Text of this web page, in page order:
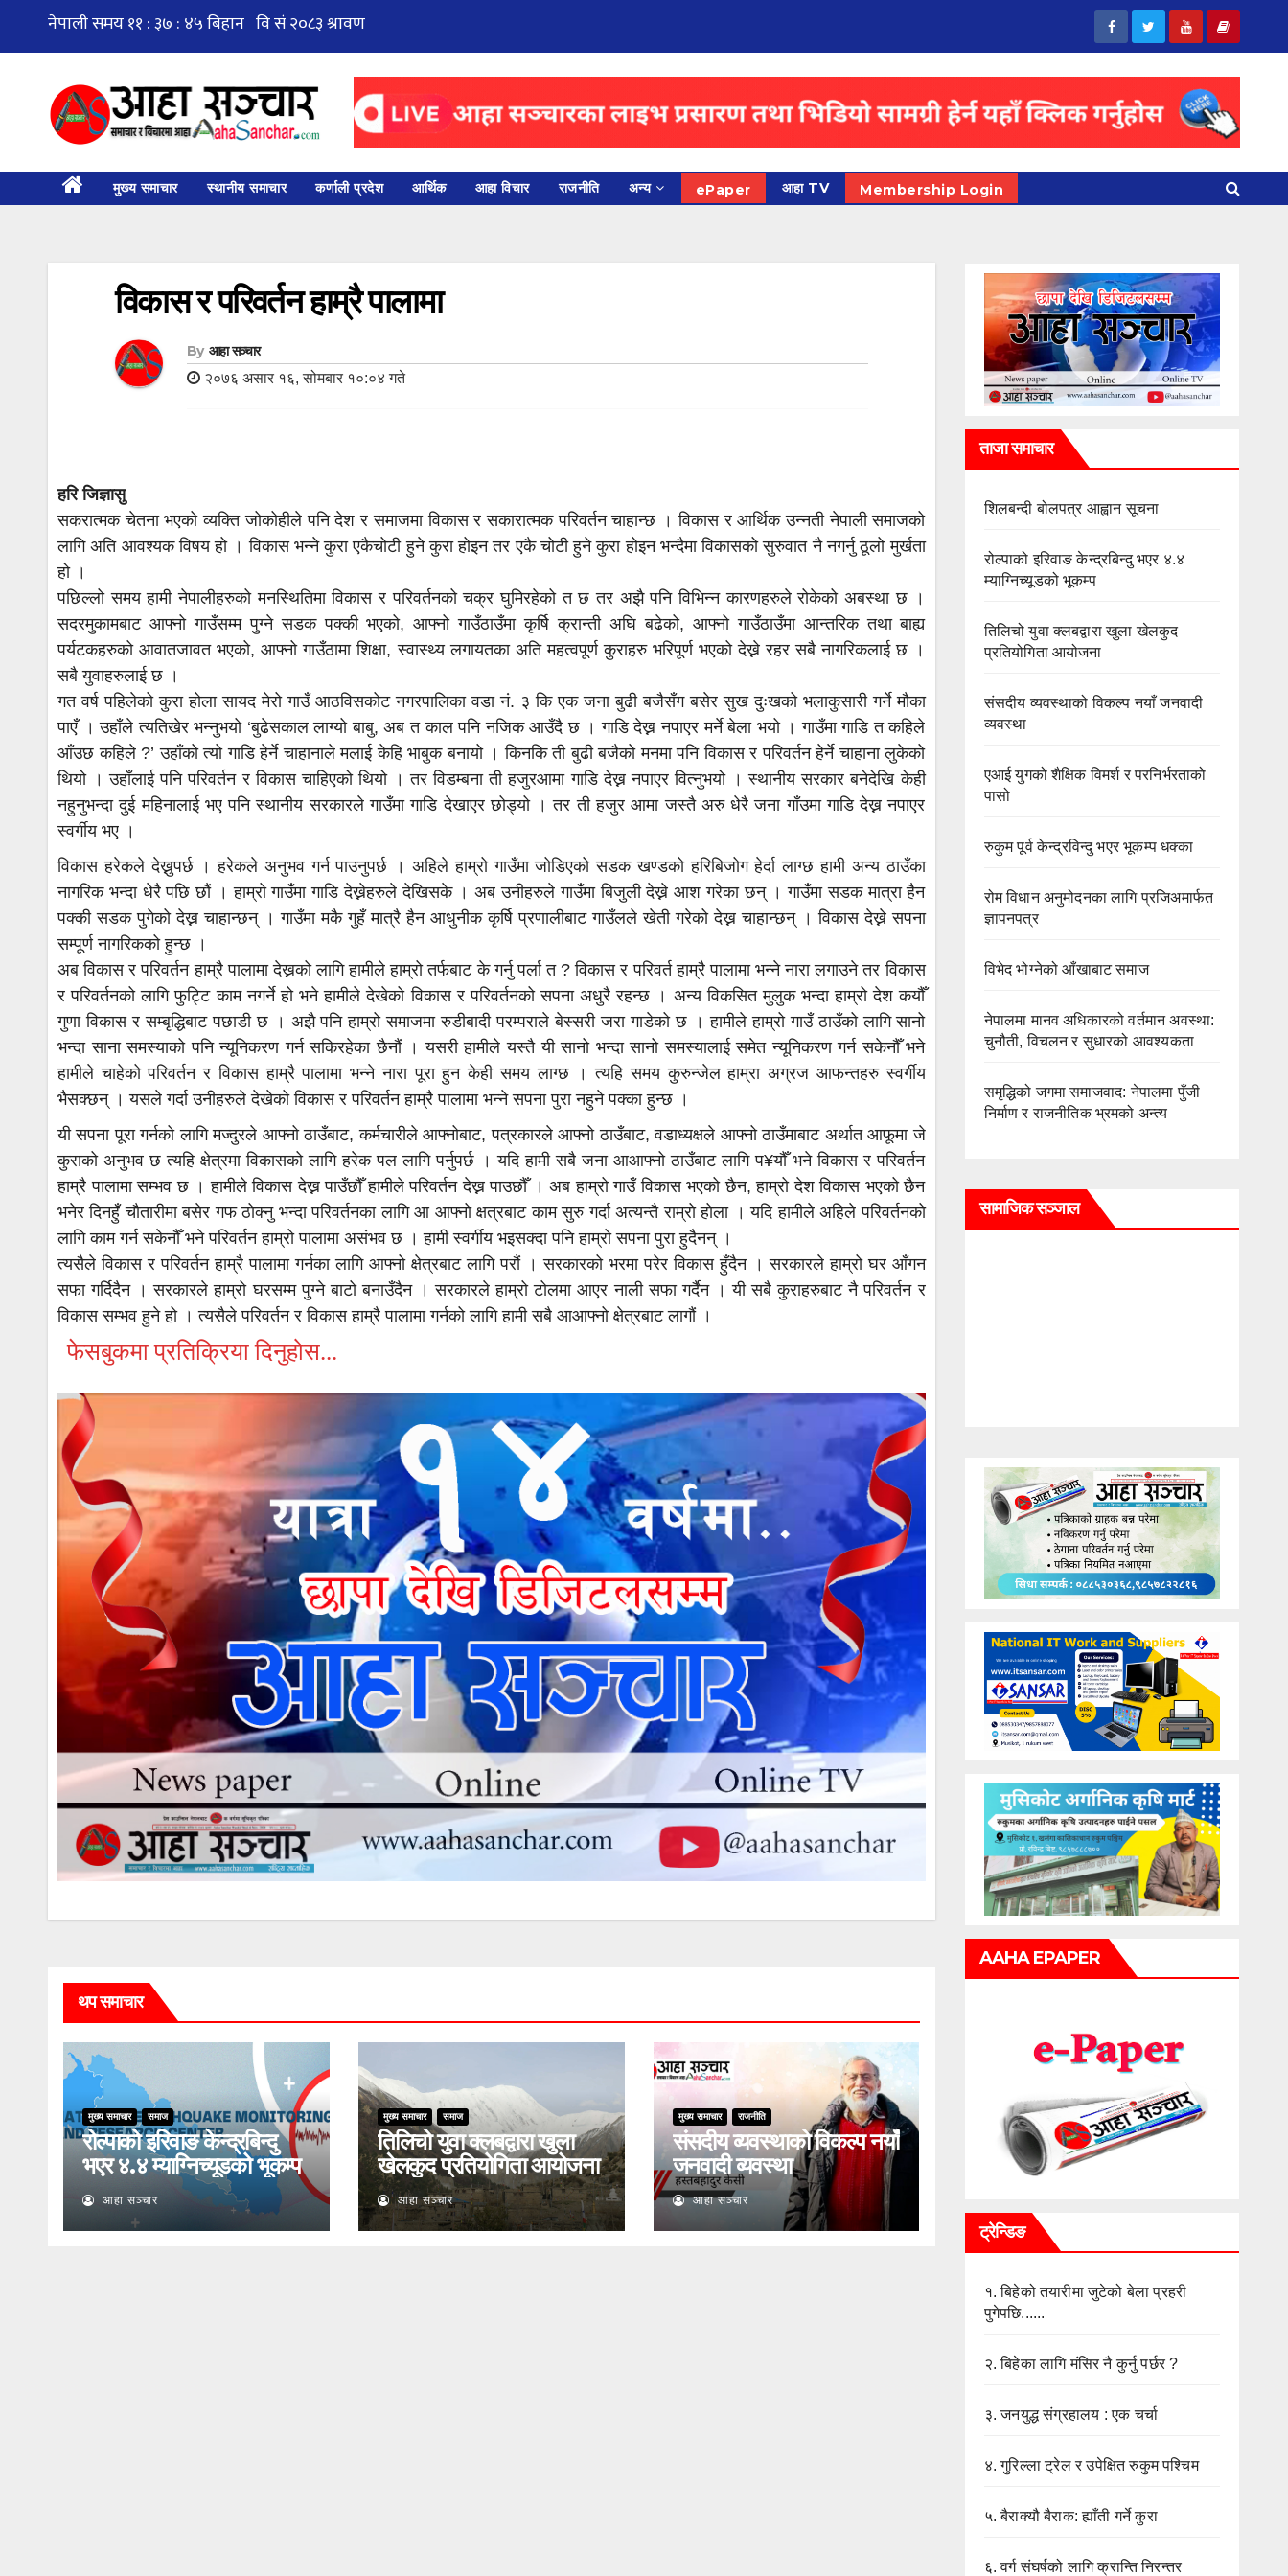
मुख्य समाचार स्थानीय समाचार कर्णाली प्रदेश आर्थिक आहा विचार राजनीति अन्य ePaper आहा TV Membership Login
विकास र परिवर्तन हाम्रै पालामा
By आहा सञ्चार
२०७६ असार १६, सोमबार १०:०४ गते
हरि जिज्ञासु
सकरात्मक चेतना भएको व्यक्ति जोकोहीले पनि देश र समाजमा विकास र सकारात्मक परिवर्तन चाहान्छ । विकास र आर्थिक उन्नती नेपाली समाजको
लागि अति आवश्यक विषय हो । विकास भन्ने कुरा एकैचोटी हुने कुरा होइन तर एकै चोटी हुने कुरा होइन भन्दैमा विकासको सुरुवात नै नगर्नु ठूलो मुर्खता
हो ।
पछिल्लो समय हामी नेपालीहरुको मनस्थितिमा विकास र परिवर्तनको चक्र घुमिरहेको त छ तर अझै पनि विभिन्न कारणहरुले रोकेको अबस्था छ ।
सदरमुकामबाट आफ्नो गाउँसम्म पुग्ने सडक पक्की भएको, आफ्नो गाउँठाउँमा कृर्षि क्रान्ती अघि बढेको, आफ्नो गाउँठाउँमा आन्तरिक तथा बाह्य
पर्यटकहरुको आवातजावत भएको, आफ्नो गाउँठामा शिक्षा, स्वास्थ्य लगायतका अति महत्वपूर्ण कुराहरु भरिपूर्ण भएको देख्ने रहर सबै नागरिकलाई छ ।
सबै युवाहरुलाई छ ।
गत वर्ष पहिलेको कुरा होला सायद मेरो गाउँ आठविसकोट नगरपालिका वडा नं. ३ कि एक जना बुढी बजैसँग बसेर सुख दुःखको भलाकुसारी गर्ने मौका
पाएँ । उहाँले त्यतिखेर भन्नुभयो ‘बुढेसकाल लाग्यो बाबु, अब त काल पनि नजिक आउँदै छ । गाडि देख्न नपाएर मर्ने बेला भयो । गाउँमा गाडि त कहिले
आँउछ कहिले ?’ उहाँको त्यो गाडि हेर्ने चाहानाले मलाई केहि भाबुक बनायो । किनकि ती बुढी बजैको मनमा पनि विकास र परिवर्तन हेर्ने चाहाना लुकेको
थियो । उहाँलाई पनि परिवर्तन र विकास चाहिएको थियो । तर विडम्बना ती हजुरआमा गाडि देख्न नपाएर वित्नुभयो । स्थानीय सरकार बनेदेखि केही
नहुनुभन्दा दुई महिनालाई भए पनि स्थानीय सरकारले गाउँमा गाडि देखाएर छोड्यो । तर ती हजुर आमा जस्तै अरु धेरै जना गाँउमा गाडि देख्न नपाएर
स्वर्गीय भए ।
विकास हरेकले देख्नुपर्छ । हरेकले अनुभव गर्न पाउनुपर्छ । अहिले हाम्रो गाउँमा जोडिएको सडक खण्डको हरिबिजोग हेर्दा लाग्छ हामी अन्य ठाउँका
नागरिक भन्दा धेरै पछि छौं । हाम्रो गाउँमा गाडि देख्नेहरुले देखिसके । अब उनीहरुले गाउँमा बिजुली देख्ने आश गरेका छन् । गाउँमा सडक मात्रा हैन
पक्की सडक पुगेको देख्न चाहान्छन् । गाउँमा मकै गुहँ मात्रै हैन आधुनीक कृर्षि प्रणालीबाट गाउँलले खेती गरेको देख्न चाहान्छन् । विकास देख्ने सपना
सम्पूर्ण नागरिकको हुन्छ ।
अब विकास र परिवर्तन हाम्रै पालामा देख्नको लागि हामीले हाम्रो तर्फबाट के गर्नु पर्ला त ? विकास र परिवर्त हाम्रै पालामा भन्ने नारा लगाउने तर विकास
र परिवर्तनको लागि फुट्टि काम नगर्ने हो भने हामीले देखेको विकास र परिवर्तनको सपना अधुरै रहन्छ । अन्य विकसित मुलुक भन्दा हाम्रो देश कयौँ
गुणा विकास र सम्बृद्धिबाट पछाडी छ । अझै पनि हाम्रो समाजमा रुडीबादी परम्पराले बेस्सरी जरा गाडेको छ । हामीले हाम्रो गाउँ ठाउँको लागि सानो
भन्दा साना समस्याको पनि न्यूनिकरण गर्न सकिरहेका छैनौं । यसरी हामीले यस्तै यी सानो भन्दा सानो समस्यालाई समेत न्यूनिकरण गर्न सकेनौँ भने
हामीले चाहेको परिवर्तन र विकास हाम्रै पालामा भन्ने नारा पूरा हुन केही समय लाग्छ । त्यहि समय कुरुन्जेल हाम्रा अग्रज आफन्तहरु स्वर्गीय
भैसक्छन् । यसले गर्दा उनीहरुले देखेको विकास र परिवर्तन हाम्रै पालामा भन्ने सपना पुरा नहुने पक्का हुन्छ ।
यी सपना पूरा गर्नको लागि मज्दुरले आफ्नो ठाउँबाट, कर्मचारीले आफ्नोबाट, पत्रकारले आफ्नो ठाउँबाट, वडाध्यक्षले आफ्नो ठाउँमाबाट अर्थात आफूमा जे
कुराको अनुभव छ त्यहि क्षेत्रमा विकासको लागि हरेक पल लागि पर्नुपर्छ । यदि हामी सबै जना आआफ्नो ठाउँबाट लागि प¥यौँ भने विकास र परिवर्तन
हाम्रै पालामा सम्भव छ । हामीले विकास देख्न पाउँछौँ हामीले परिवर्तन देख्न पाउछौँ । अब हाम्रो गाउँ विकास भएको छैन, हाम्रो देश विकास भएको छैन
भनेर दिनहुँ चौतारीमा बसेर गफ ठोक्नु भन्दा परिवर्तनका लागि आ आफ्नो क्षत्रबाट काम सुरु गर्दा अत्यन्तै राम्रो होला । यदि हामीले अहिले परिवर्तनको
लागि काम गर्न सकेनौँ भने परिवर्तन हाम्रो पालामा असंभव छ । हामी स्वर्गीय भइसक्दा पनि हाम्रो सपना पुरा हुदैनन् ।
त्यसैले विकास र परिवर्तन हाम्रै पालामा गर्नका लागि आफ्नो क्षेत्रबाट लागि परौं । सरकारको भरमा परेर विकास हुँदैन । सरकारले हाम्रो घर आँगन
सफा गर्दिदैन । सरकारले हाम्रो घरसम्म पुग्ने बाटो बनाउँदैन । सरकारले हाम्रो टोलमा आएर नाली सफा गर्दैन । यी सबै कुराहरुबाट नै परिवर्तन र
विकास सम्भव हुने हो । त्यसैले परिवर्तन र विकास हाम्रै पालामा गर्नको लागि हामी सबै आआफ्नो क्षेत्रबाट लागौं ।
फेसबुकमा प्रतिक्रिया दिनुहोस...
थप समाचार
मुख्य समाचार समाज
रोल्पाको इरिवाङ केन्द्रबिन्दु
भएर ४.४ म्याग्निच्यूडको भूकम्प
आहा सञ्चार
मुख्य समाचार समाज
तिलिचो युवा क्लबद्वारा खुला
खेलकुद प्रतियोगिता आयोजना
आहा सञ्चार
मुख्य समाचार राजनीति
संसदीय व्यवस्थाको विकल्प नयाँ
जनवादी व्यवस्था
आहा सञ्चार
ताजा समाचार
शिलबन्दी बोलपत्र आह्वान सूचना
रोल्पाको इरिवाङ केन्द्रबिन्दु भएर ४.४
म्याग्निच्यूडको भूकम्प
तिलिचो युवा क्लबद्वारा खुला खेलकुद
प्रतियोगिता आयोजना
संसदीय व्यवस्थाको विकल्प नयाँ जनवादी
व्यवस्था
एआई युगको शैक्षिक विमर्श र परनिर्भरताको
पासो
रुकुम पूर्व केन्द्रविन्दु भएर भूकम्प धक्का
रोम विधान अनुमोदनका लागि प्रजिअमार्फत
ज्ञापनपत्र
विभेद भोग्नेको आँखाबाट समाज
नेपालमा मानव अधिकारको वर्तमान अवस्था:
चुनौती, विचलन र सुधारको आवश्यकता
समृद्धिको जगमा समाजवाद: नेपालमा पुँजी
निर्माण र राजनीतिक भ्रमको अन्त्य
सामाजिक सञ्जाल
AAHA EPAPER
ट्रेन्डिङ
१.बिहेको तयारीमा जुटेको बेला प्रहरी
पुगेपछि......
२.बिहेका लागि मंसिर नै कुर्नु पर्छर ?
३.जनयुद्ध संग्रहालय : एक चर्चा
४.गुरिल्ला ट्रेल र उपेक्षित रुकुम पश्चिम
५.बैराक्यौ बैराक: ह्याँती गर्ने कुरा
६.वर्ग संघर्षको लागि क्रान्ति निरन्तर